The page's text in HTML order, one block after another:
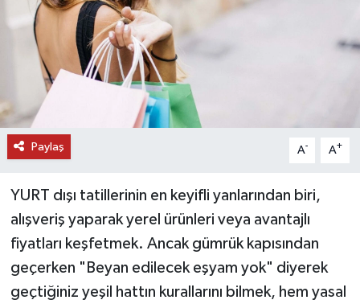
Paylaş A- A+
YURT dışı tatillerinin en keyifli yanlarından biri,
alışveriş yaparak yerel ürünleri veya avantajlı
fiyatları keşfetmek. Ancak gümrük kapısından
geçerken "Beyan edilecek eşyam yok" diyerek
geçtiğiniz yeşil hattın kurallarını bilmek, hem yasal
TURİZM
RÖPORTAJ
VİDEO HABERLER
YAZARLAR
MAGAZİN